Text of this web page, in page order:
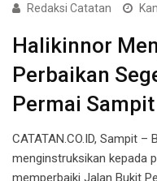
Redaksi Catatan
Halikinnor
Perbaikan
Permai Sampit
CATATAN.CO.ID, Sampit
menginstruksikan kepada
memperbaiki Jalan Bukit